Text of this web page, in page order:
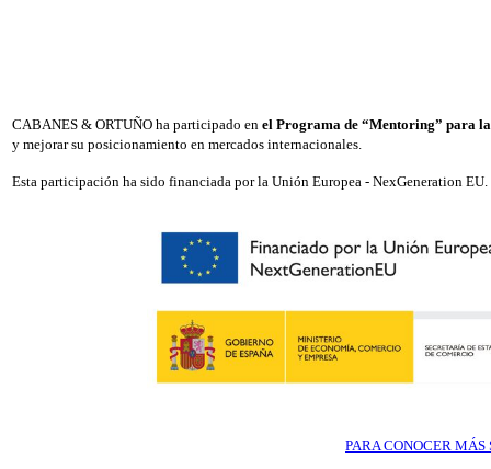
CABANES & ORTUÑO ha participado en el Programa de “Mentoring” para
y mejorar su posicionamiento en mercados internacionales.
Esta participación ha sido financiada por la Unión Europea - NexGeneration EU.
PARA CONOCER MÁS